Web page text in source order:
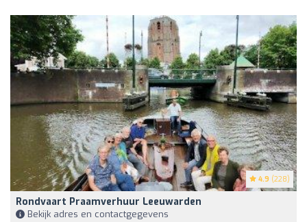
4.9 (228)
Rondvaart Praamverhuur Leeuwarden
Bekijk adres en contactgegevens